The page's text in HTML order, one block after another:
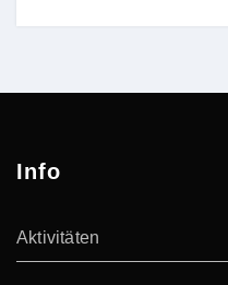
Info
Aktivitäten